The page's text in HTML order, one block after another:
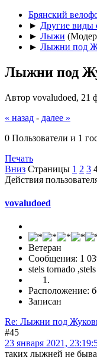
Брянский
► Другие виды
► Лыжи
► Лыжни под
Лыжни под
Автор vovaludoed, 21
« назад - далее »
0 Пользователи и 1
Печать
Вниз Страницы 1 2 3
Действия
vovaludoed
Ветеран
Сообщения: 1
stels tornado
Расположение:
Записан
Re: Лыжни под
#45
23 января 2021,
таких лыжней не